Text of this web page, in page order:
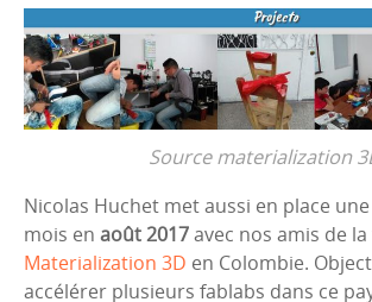
Source materialization
Nicolas Huchet met aussi en place
mois en août 2017avec nos amis de
Materialization 3D en Colombie.
accélérer plusieurs fablabs dans ce